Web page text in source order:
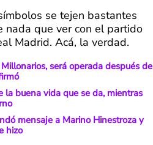
se tejen bastantes
nada que ver con el partido
Madrid. Acá, la verdad.
será operada después de
la buena vida que se da, mientras
mensaje a Marino Hinestroza y
hizo